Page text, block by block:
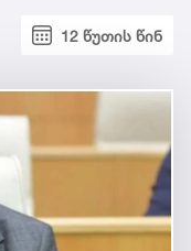
12 წუთის წინ